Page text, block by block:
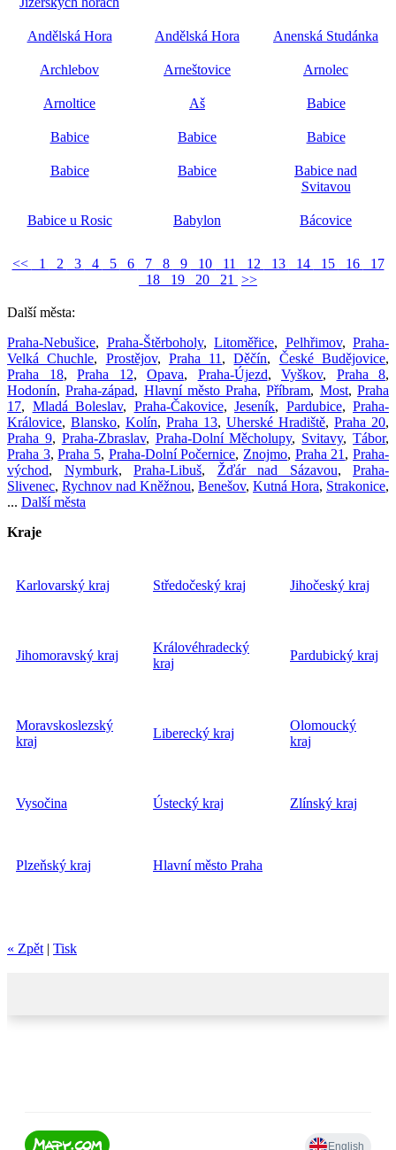
Andělská Hora Andělská Hora Anenská Studánka
Archlebov Arneštovice Arnolec
Arnoltice Aš Babice
Babice Babice Babice
Babice Babice
Babice nad
Svitavou
Babice u Rosic Babylon Bácovice
<< 1 2 3 4 5 6 7 8 9 10 11 12 13 14 15 16
17
18
19 20 21 >>
Další města:
Praha-Nebušice, Praha-Štěrboholy, Litoměřice, Pelhřimov, Praha-
Velká Chuchle, Prostějov, Praha 11 ,Děčín, České Budějovice,
Praha 18, Praha 12, Opava, Praha-Újezd, Vyškov, Praha 8,
Hodonín,Praha-západ, Hlavní město Praha,Příbram, Most,Praha
17, Mladá Boleslav, Praha-Čakovice, Jeseník, Pardubice, Praha-
Královice, Blansko, Kolín, Praha 13, Uherské Hradiště, Praha 20,
Praha 9, Praha-Zbraslav, Praha-Dolní Měcholupy, Svitavy,Tábor,
Praha 3,Praha 5, Praha-Dolní Počernice, Znojmo, Praha 21 ,Praha-
východ, Nymburk, Praha-Libuš, Žďár nad Sázavou, Praha-
Slivenec, Rychnov nad Kněžnou, Benešov, Kutná Hora, Strakonice,
... Další města
Kraje
Karlovarský kraj Středočeský kraj Jihočeský kraj
Jihomoravský kraj
Královéhradecký
kraj
Pardubický kraj
Moravskoslezský
kraj
Liberecký kraj
Olomoucký
kraj
Vysočina Ústecký kraj Zlínský kraj
Plzeňský kraj Hlavní město Praha
« Zpět | Tisk